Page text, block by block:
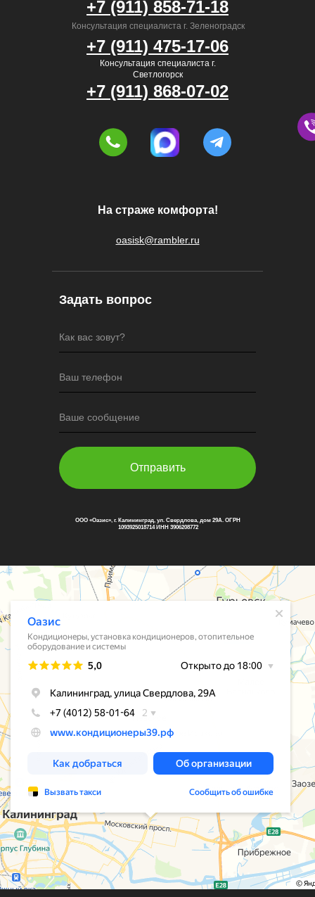
Как вас зовут?
Ваш телефон
Ваше сообщение
Отправить
oasisk@rambler.ru
На страже комфорта!
Консультация специалиста г.
Светлогорск
Консультация специалиста г. Зеленоградск
+7 (911) 858-71-18
+7 (911) 475-17-06
+7 (911) 868-07-02
Задать вопрос
ООО «Оазис», г. Калининград, ул. Свердлова, дом 29А. ОГРН
1093925018714 ИНН 3906208772